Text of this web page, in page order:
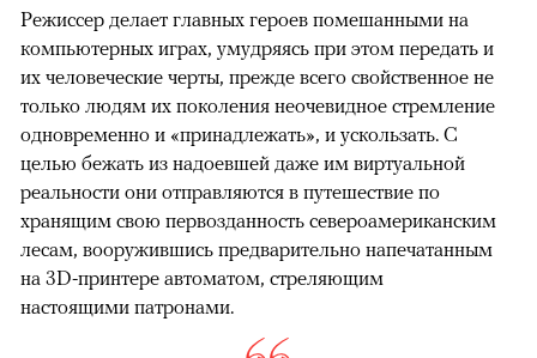
Режиссер делает главных героев помешанными на
компьютерных играх, умудряясь при этом передать и
их человеческие черты, прежде всего свойственное не
только людям их поколения неочевидное стремление
одновременно и «принадлежать», и ускользать. С
целью бежать из надоевшей даже им виртуальной
реальности они отправляются в путешествие по
хранящим свою первозданность североамериканским
лесам, вооружившись предварительно напечатанным
на 3D-принтере автоматом, стреляющим
настоящими патронами.